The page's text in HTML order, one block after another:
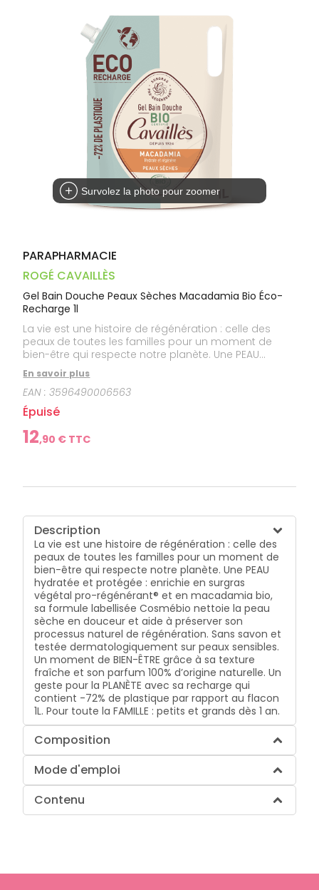
Dispositifs
médicaux
Cheveux
Corps
Homme
Solaire
Visage
PHARMACIES
DE GARDE
APPLICATION
DE SANTÉ
Survolez la photo pour zoomer
PARAPHARMACIE
ROGÉ CAVAILLÈS
Gel Bain Douche Peaux Sèches Macadamia Bio Éco-
Recharge 1l
La vie est une histoire de régénération : celle des
peaux de toutes les familles pour un moment de
bien-être qui respecte notre planète. Une PEAU
hydratée et protégée : enrichie en surgras végétal
pro-régénérant® et en macadamia bio, sa formule
labellisée Cosmébio nettoie la peau sèche en
douceur et aide à préserver son processus naturel
de régénération. Sans savon et testée
dermatologiquement sur peaux sensibles. Un
moment de BIEN-ÊTRE grâce à sa texture fraîche et
En savoir plus
EAN :3596490006563
Épuisé
12,90 € TTC
Description
La vie est une histoire de régénération : celle des
peaux de toutes les familles pour un moment de
bien-être qui respecte notre planète. Une PEAU
hydratée et protégée : enrichie en surgras
végétal pro-régénérant® et en macadamia bio,
sa formule labellisée Cosmébio nettoie la peau
sèche en douceur et aide à préserver son
processus naturel de régénération. Sans savon et
testée dermatologiquement sur peaux sensibles.
Un moment de BIEN-ÊTRE grâce à sa texture
fraîche et son parfum 100% d’origine naturelle. Un
geste pour la PLANÈTE avec sa recharge qui
contient -72% de plastique par rapport au flacon
1L. Pour toute la FAMILLE : petits et grands dès 1 an.
Composition
Mode d'emploi
Contenu